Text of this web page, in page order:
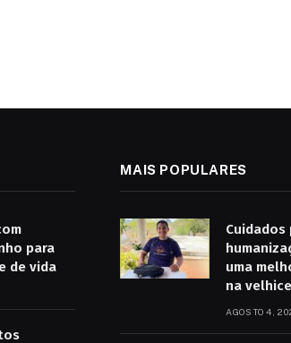
para
de vida
MAIS POPULARES
uma
na velhice
AGOSTO 4,